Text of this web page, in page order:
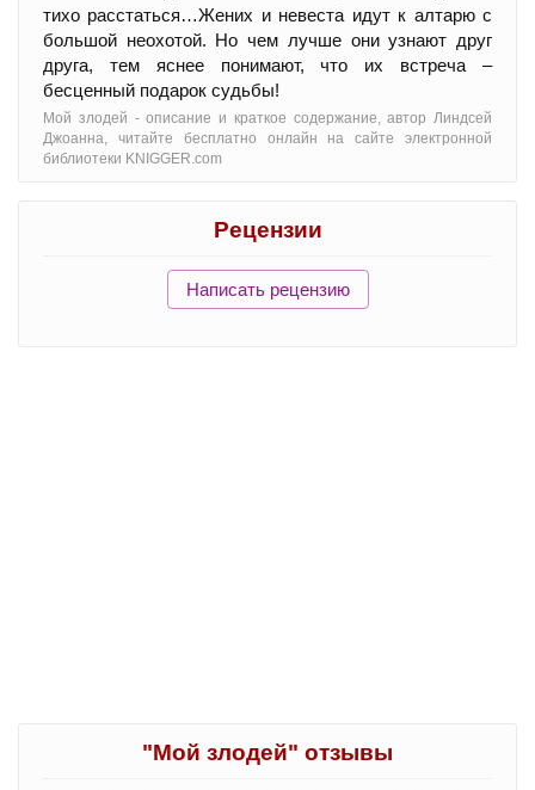
тихо расстаться…Жених и невеста идут к алтарю с
большой неохотой. Но чем лучше они узнают друг
друга, тем яснее понимают, что их встреча –
бесценный подарок судьбы!
Мой злодей - oписание и краткое содержание, автор Линдсей
Джоанна, читайте бесплатно онлайн на сайте электронной
библиотеки KNIGGER.com
Рецензии
Написать рецензию
"Мой злодей" отзывы